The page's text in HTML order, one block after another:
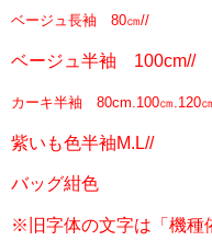
ベージュ長袖 80㎝//
ベージュ半袖 100cm//
カーキ半袖 80cm.100㎝.120
紫いも色半袖M.L//
バッグ紺色
※旧字体の文字は「機種